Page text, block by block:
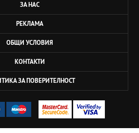
ЗА НАС
РЕКЛАМА
ОБЩИ УСЛОВИЯ
КОНТАКТИ
ЗА ПОВЕРИТЕЛНОСТ